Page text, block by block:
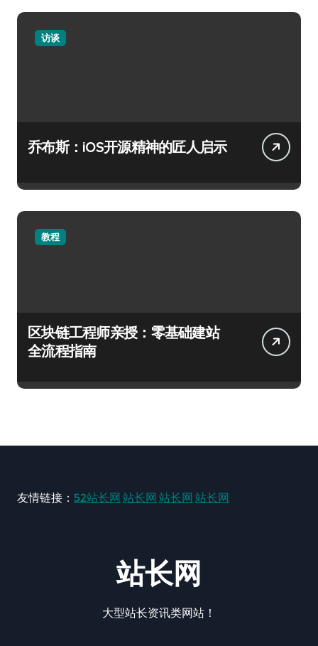
访谈
乔布斯：iOS开源精神的匠人启示
教程
区块链工程师亲授：零基础建站
全流程指南
友情链接： 52站长网 站长网 站长网 站长网
站长网
大型站长资讯类网站！